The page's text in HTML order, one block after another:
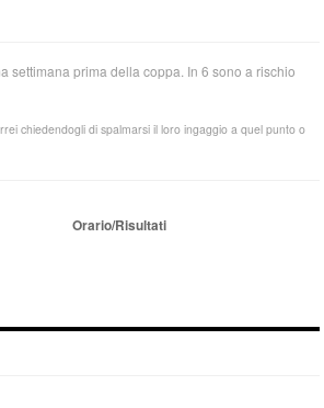
settimana prima della coppa. In 6 sono a rischio
chiedendogli di spalmarsi il loro ingaggio a quel punto o
Orario/Risultati